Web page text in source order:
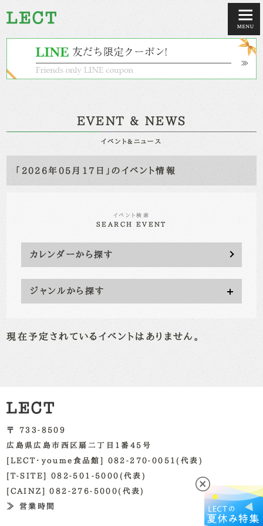
EVENT & NEWS
イベント&ニュース
「2026年05月17日」のイベント情報
イベント検索
SEARCH EVENT
カレンダーから探す
ジャンルから探す
現在予定されているイベントはありません。
〒 733-8509
広島県広島市西区扇二丁目1番45号
[LECT・youme食品館] 082-270-0051(代表)
[T-SITE] 082-501-5000(代表)
[CAINZ] 082-276-5000(代表)
≫ 営業時間